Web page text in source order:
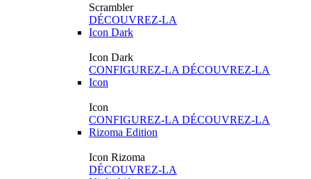
Scrambler
DÉCOUVREZ-LA
Icon Dark
Icon Dark
CONFIGUREZ-LA DÉCOUVREZ-LA
Icon
Icon
CONFIGUREZ-LA DÉCOUVREZ-LA
Rizoma Edition
Icon Rizoma
DÉCOUVREZ-LA